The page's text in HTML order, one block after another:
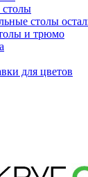
столы
и трюмо
для цветов